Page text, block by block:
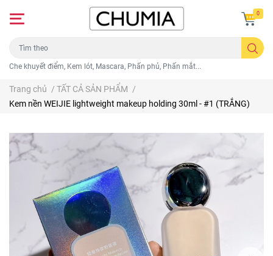
Che khuyết điểm, Kem lót, Mascara, Phấn phủ, Phấn mắt...
0
Trang chủ / TẤT CẢ SẢN PHẨM /
Kem nền WEIJIE lightweight makeup holding 30ml - #1 (TRẮNG)